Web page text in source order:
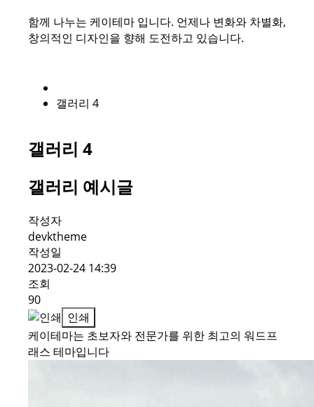
함께 나누는 케이테마 입니다. 언제나 변화와 차별화,
창의적인 디자인을 향해 도전하고 있습니다.
갤러리 4
갤러리 4
갤러리 예시글
작성자
devktheme
작성일
2023-02-24 14:39
조회
90
인쇄
케이테마는 초보자와 전문가를 위한 최고의 워드프
래스 테마입니다